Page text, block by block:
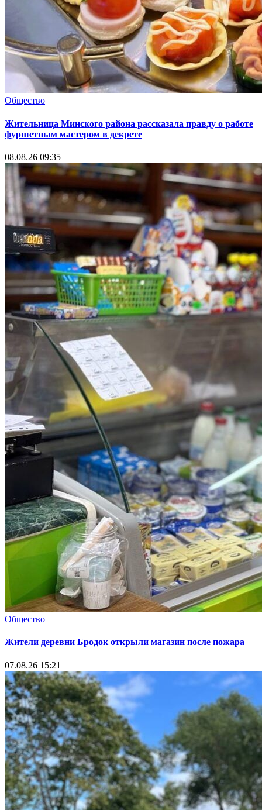
Общество
Жительница Минского района рассказала правду о работе
фуршетным мастером в декрете
08.08.26 09:35
Общество
Жители деревни Бродок открыли магазин после пожара
07.08.26 15:21